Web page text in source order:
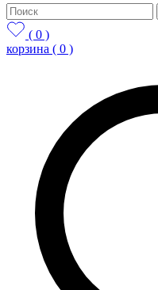
( 0 )
корзина ( 0 )